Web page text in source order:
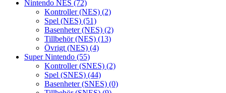
Nintendo NES (72)
Kontroller (NES) (2)
Spel (NES) (51)
Basenheter (NES) (2)
Tillbehör (NES) (13)
Övrigt (NES) (4)
Super Nintendo (55)
Kontroller (SNES) (2)
Spel (SNES) (44)
Basenheter (SNES) (0)